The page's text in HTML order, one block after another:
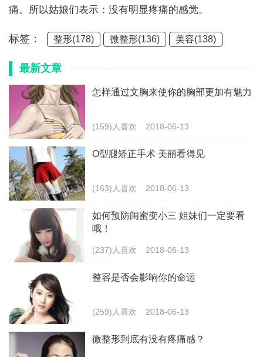
痛。所以姑娘们表示：没有明显疼痛的感觉。
标签： 整形(178) 微整形(136) 美容(138)
最新文章
怎样通过文胸来使你的胸部更加有魅力
(159)人喜欢 2018-06-13
O型腿矫正手术 美丽看得见
(163)人喜欢 2018-06-13
如何预防闺蜜变小三 姐妹们一定要看
哦！
(237)人喜欢 2018-06-13
整容是否会影响你的命运
(259)人喜欢 2018-06-13
微整形到底有没有疼痛感？